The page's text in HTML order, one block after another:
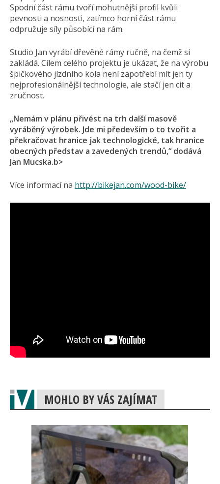
Spodní část rámu tvoří mohutnější profil kvůli
pevnosti a nosnosti, zatímco horní část rámu
odpružuje síly působící na rám.
Studio Jan vyrábí dřevěné rámy ručně, na čemž si
zakládá. Cílem celého projektu je ukázat, že na výrobu
špičkového jízdního kola není zapotřebí mít jen ty
nejprofesionálnější technologie, ale stačí jen cit a
zručnost.
„Nemám v plánu přivést na trh další masově
vyráběný výrobek. Jde mi především o to tvořit a
překračovat hranice jak technologické, tak hranice
obecných představ a zavedených trendů,“ dodává
Jan Mucska.b>
Více informací na http://bikejan.com/wood-bike/
MOHLO BY VÁS ZAJÍMAT